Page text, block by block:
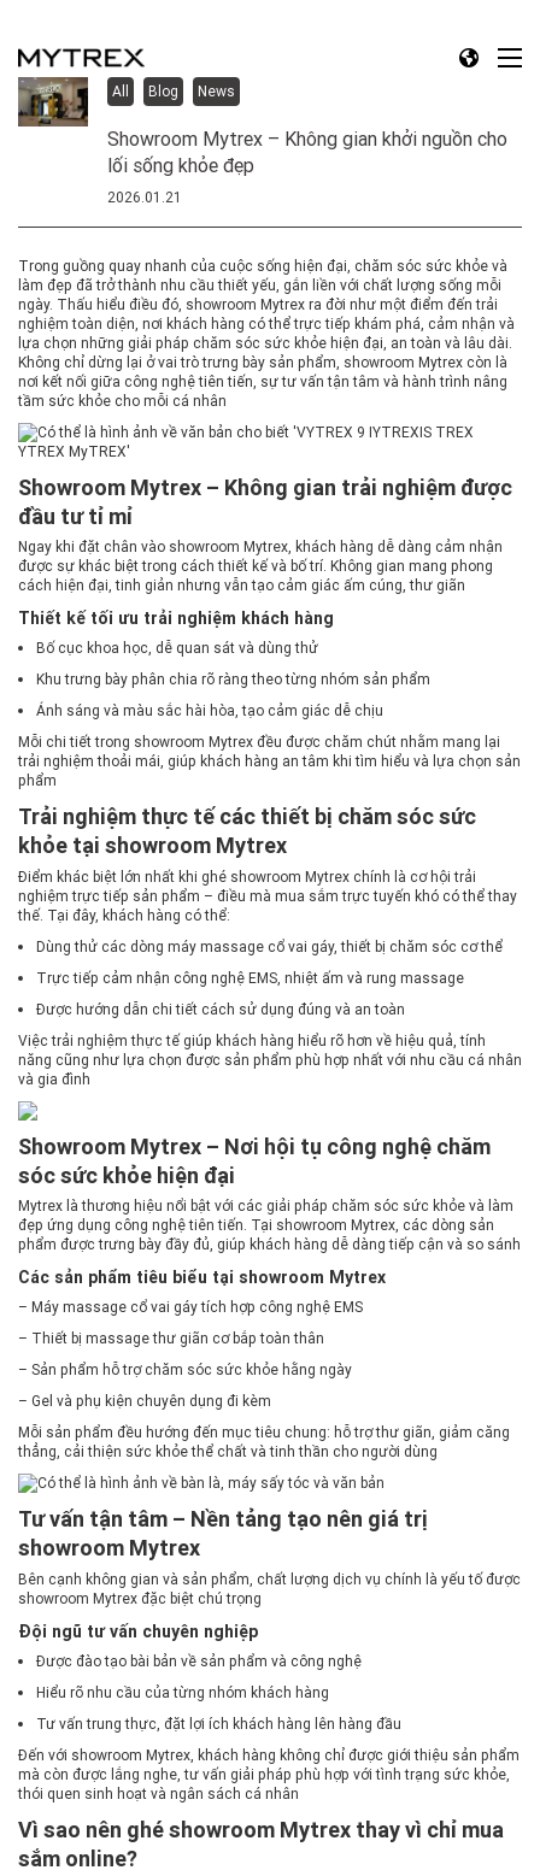
All Blog News
Showroom Mytrex – Không gian khởi nguồn cho
lối sống khỏe đẹp
2026.01.21
Trong guồng quay nhanh của cuộc sống hiện đại, chăm sóc sức khỏe và
làm đẹp đã trở thành nhu cầu thiết yếu, gắn liền với chất lượng sống mỗi
ngày. Thấu hiểu điều đó, showroom Mytrex ra đời như một điểm đến trải
nghiệm toàn diện, nơi khách hàng có thể trực tiếp khám phá, cảm nhận và
lựa chọn những giải pháp chăm sóc sức khỏe hiện đại, an toàn và lâu dài.
Không chỉ dừng lại ở vai trò trưng bày sản phẩm, showroom Mytrex còn là
nơi kết nối giữa công nghệ tiên tiến, sự tư vấn tận tâm và hành trình nâng
tầm sức khỏe cho mỗi cá nhân
Showroom Mytrex – Không gian trải nghiệm được
đầu tư tỉ mỉ
Ngay khi đặt chân vào showroom Mytrex, khách hàng dễ dàng cảm nhận
được sự khác biệt trong cách thiết kế và bố trí. Không gian mang phong
cách hiện đại, tinh giản nhưng vẫn tạo cảm giác ấm cúng, thư giãn
Thiết kế tối ưu trải nghiệm khách hàng
Bố cục khoa học, dễ quan sát và dùng thử
Khu trưng bày phân chia rõ ràng theo từng nhóm sản phẩm
Ánh sáng và màu sắc hài hòa, tạo cảm giác dễ chịu
Mỗi chi tiết trong showroom Mytrex đều được chăm chút nhằm mang lại
trải nghiệm thoải mái, giúp khách hàng an tâm khi tìm hiểu và lựa chọn sản
phẩm
Trải nghiệm thực tế các thiết bị chăm sóc sức
khỏe tại showroom Mytrex
Điểm khác biệt lớn nhất khi ghé showroom Mytrex chính là cơ hội trải
nghiệm trực tiếp sản phẩm – điều mà mua sắm trực tuyến khó có thể thay
thế. Tại đây, khách hàng có thể:
Dùng thử các dòng máy massage cổ vai gáy, thiết bị chăm sóc cơ thể
Trực tiếp cảm nhận công nghệ EMS, nhiệt ấm và rung massage
Được hướng dẫn chi tiết cách sử dụng đúng và an toàn
Việc trải nghiệm thực tế giúp khách hàng hiểu rõ hơn về hiệu quả, tính
năng cũng như lựa chọn được sản phẩm phù hợp nhất với nhu cầu cá nhân
và gia đình
Showroom Mytrex – Nơi hội tụ công nghệ chăm
sóc sức khỏe hiện đại
Mytrex là thương hiệu nổi bật với các giải pháp chăm sóc sức khỏe và làm
đẹp ứng dụng công nghệ tiên tiến. Tại showroom Mytrex, các dòng sản
phẩm được trưng bày đầy đủ, giúp khách hàng dễ dàng tiếp cận và so sánh
Các sản phẩm tiêu biểu tại showroom Mytrex
– Máy massage cổ vai gáy tích hợp công nghệ EMS
– Thiết bị massage thư giãn cơ bắp toàn thân
– Sản phẩm hỗ trợ chăm sóc sức khỏe hằng ngày
– Gel và phụ kiện chuyên dụng đi kèm
Mỗi sản phẩm đều hướng đến mục tiêu chung: hỗ trợ thư giãn, giảm căng
thẳng, cải thiện sức khỏe thể chất và tinh thần cho người dùng
Tư vấn tận tâm – Nền tảng tạo nên giá trị
showroom Mytrex
Bên cạnh không gian và sản phẩm, chất lượng dịch vụ chính là yếu tố được
showroom Mytrex đặc biệt chú trọng
Đội ngũ tư vấn chuyên nghiệp
Được đào tạo bài bản về sản phẩm và công nghệ
Hiểu rõ nhu cầu của từng nhóm khách hàng
Tư vấn trung thực, đặt lợi ích khách hàng lên hàng đầu
Đến với showroom Mytrex, khách hàng không chỉ được giới thiệu sản phẩm
mà còn được lắng nghe, tư vấn giải pháp phù hợp với tình trạng sức khỏe,
thói quen sinh hoạt và ngân sách cá nhân
Vì sao nên ghé showroom Mytrex thay vì chỉ mua
sắm online?